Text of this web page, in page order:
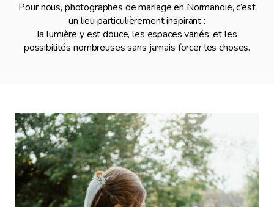
Pour nous, photographes de mariage en Normandie, c’est
un lieu particulièrement inspirant :
la lumière y est douce, les espaces variés, et les
possibilités nombreuses sans jamais forcer les choses.